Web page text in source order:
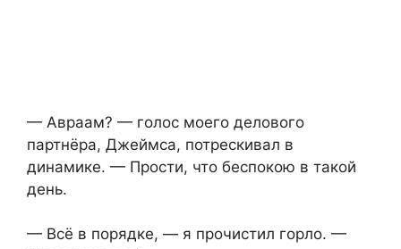
— Авраам? — голос моего делового
партнёра, Джеймса, потрескивал в
динамике. — Прости, что беспокою в такой
день.
— Всё в порядке, — я прочистил горло. —